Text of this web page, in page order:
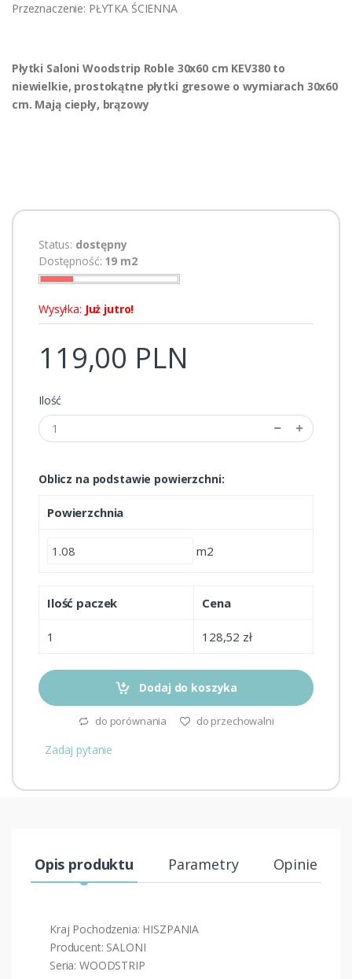
Przeznaczenie: PŁYTKA ŚCIENNA
Płytki Saloni Woodstrip Roble 30x60 cm KEV380 to
niewielkie, prostokątne płytki gresowe o wymiarach 30x60
cm. Mają ciepły, brązowy
Status: dostępny
Dostępność: 19 m2
Wysyłka: Już jutro!
119,00 PLN
Ilość
Oblicz na podstawie powierzchni:
Powierzchnia
m2
Ilość paczek Cena
1 128,52 zł
Dodaj do koszyka
do porównania do przechowalni
Zadaj pytanie
Opis produktu Parametry Opinie (1)
Kraj Pochodzenia: HISZPANIA
Producent: SALONI
Seria: WOODSTRIP